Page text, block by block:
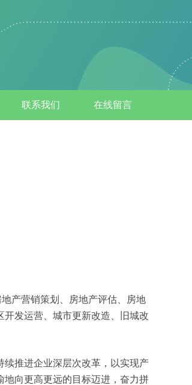
联系我们 在线留言
产营销策划、房地产评估、房地
发运营、城市更新改造、旧城改
推进企业深层次改革，以实现产
向更高更远的目标迈进，奋力拼